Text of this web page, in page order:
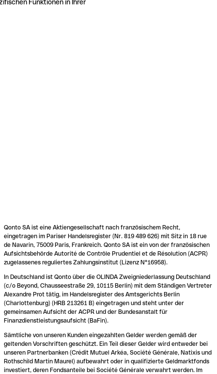
Funktionen in Ihrer
Qonto SA ist eine Aktiengesellschaft nach französischem Recht,
eingetragen im Pariser Handelsregister (Nr. 819 489 626) mit Sitz in 18 rue
de Navarin, 75009 Paris, Frankreich. Qonto SA ist ein von der französischen
Aufsichtsbehörde Autorité de Contrôle Prudentiel et de Résolution (ACPR)
zugelassenes reguliertes Zahlungsinstitut (Lizenz N°16958).
In Deutschland ist Qonto über die OLINDA Zweigniederlassung Deutschland
(c/o Beyond, Chausseestraße 29, 10115 Berlin) mit dem Ständigen Vertreter
Alexandre Prot tätig, im Handelsregister des Amtsgerichts Berlin
(Charlottenburg) (HRB 213261 B) eingetragen und steht unter der
gemeinsamen Aufsicht der ACPR und der Bundesanstalt für
Finanzdienstleistungsaufsicht (BaFin).
Sämtliche von unseren Kunden eingezahlten Gelder werden gemäß der
geltenden Vorschriften geschützt. Ein Teil dieser Gelder wird entweder bei
unseren Partnerbanken (Crédit Mutuel Arkéa, Société Générale, Natixis und
Rothschild Martin Maurel) aufbewahrt oder in qualifizierte Geldmarktfonds
investiert, deren Fondsanteile bei Société Générale verwahrt werden. Im